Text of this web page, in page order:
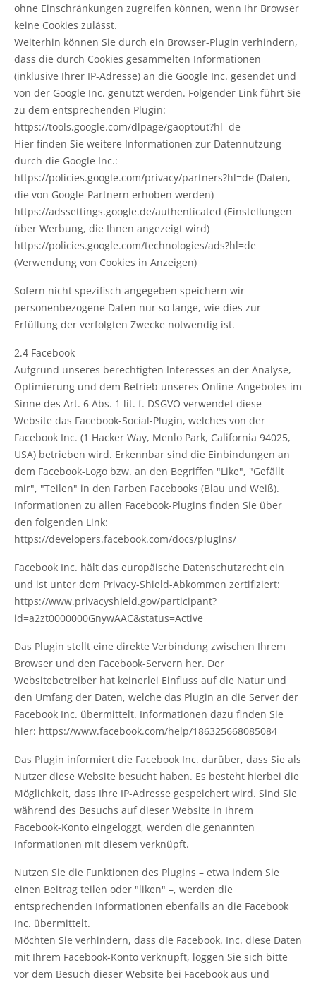
ohne Einschränkungen zugreifen können, wenn Ihr Browser
keine Cookies zulässt.
Weiterhin können Sie durch ein Browser-Plugin verhindern,
dass die durch Cookies gesammelten Informationen
(inklusive Ihrer IP-Adresse) an die Google Inc. gesendet und
von der Google Inc. genutzt werden. Folgender Link führt Sie
zu dem entsprechenden Plugin:
https://tools.google.com/dlpage/gaoptout?hl=de
Hier finden Sie weitere Informationen zur Datennutzung
durch die Google Inc.:
https://policies.google.com/privacy/partners?hl=de (Daten,
die von Google-Partnern erhoben werden)
https://adssettings.google.de/authenticated (Einstellungen
über Werbung, die Ihnen angezeigt wird)
https://policies.google.com/technologies/ads?hl=de
(Verwendung von Cookies in Anzeigen)
Sofern nicht spezifisch angegeben speichern wir
personenbezogene Daten nur so lange, wie dies zur
Erfüllung der verfolgten Zwecke notwendig ist.
2.4 Facebook
Aufgrund unseres berechtigten Interesses an der Analyse,
Optimierung und dem Betrieb unseres Online-Angebotes im
Sinne des Art. 6 Abs. 1 lit. f. DSGVO verwendet diese
Website das Facebook-Social-Plugin, welches von der
Facebook Inc. (1 Hacker Way, Menlo Park, California 94025,
USA) betrieben wird. Erkennbar sind die Einbindungen an
dem Facebook-Logo bzw. an den Begriffen "Like", "Gefällt
mir", "Teilen" in den Farben Facebooks (Blau und Weiß).
Informationen zu allen Facebook-Plugins finden Sie über
den folgenden Link:
https://developers.facebook.com/docs/plugins/
Facebook Inc. hält das europäische Datenschutzrecht ein
und ist unter dem Privacy-Shield-Abkommen zertifiziert:
https://www.privacyshield.gov/participant?
id=a2zt0000000GnywAAC&status=Active
Das Plugin stellt eine direkte Verbindung zwischen Ihrem
Browser und den Facebook-Servern her. Der
Websitebetreiber hat keinerlei Einfluss auf die Natur und
den Umfang der Daten, welche das Plugin an die Server der
Facebook Inc. übermittelt. Informationen dazu finden Sie
hier: https://www.facebook.com/help/186325668085084
Das Plugin informiert die Facebook Inc. darüber, dass Sie als
Nutzer diese Website besucht haben. Es besteht hierbei die
Möglichkeit, dass Ihre IP-Adresse gespeichert wird. Sind Sie
während des Besuchs auf dieser Website in Ihrem
Facebook-Konto eingeloggt, werden die genannten
Informationen mit diesem verknüpft.
Nutzen Sie die Funktionen des Plugins – etwa indem Sie
einen Beitrag teilen oder "liken" –, werden die
entsprechenden Informationen ebenfalls an die Facebook
Inc. übermittelt.
Möchten Sie verhindern, dass die Facebook. Inc. diese Daten
mit Ihrem Facebook-Konto verknüpft, loggen Sie sich bitte
vor dem Besuch dieser Website bei Facebook aus und